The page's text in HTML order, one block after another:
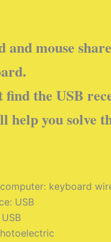
and mouse
the USB
help you solve
keyboard
USB